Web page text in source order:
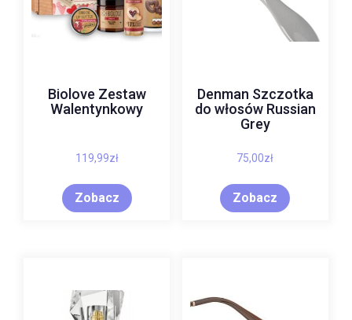
Biolove Zestaw
Walentynkowy
119,99zł
Zobacz
Denman Szczotka
do włosów Russian
Grey
75,00zł
Zobacz